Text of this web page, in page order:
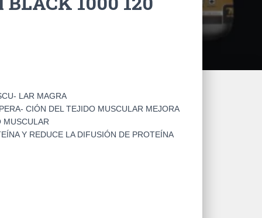
LAR MAGRA
CIÓN DEL TEJIDO MUSCULAR MEJORA
MUSCULAR
Y REDUCE LA DIFUSIÓN DE PROTEÍNA